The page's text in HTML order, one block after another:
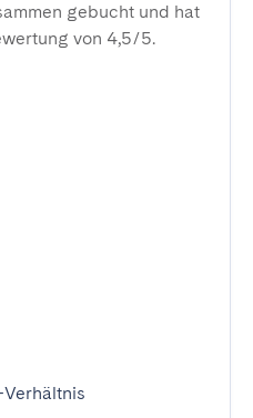
gebucht und hat
von 4,5/5.